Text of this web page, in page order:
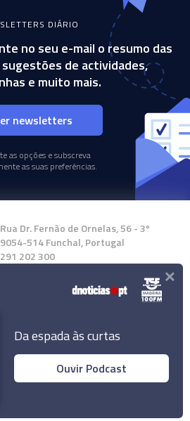
DIÁRIO
no seu e-mail o resumo das
de actividades,
e muito mais.
newsletters
as opções e subscreva
as suas preferências.
Rua Dr. Fernão de Ornelas, 56 - 3º
9054-514 Funchal, Portugal
291 202 300
a nossa App
Diário de Notícias, Lda.
direitos reservados.
Da espada às curtas
Ouvir Podcast
×